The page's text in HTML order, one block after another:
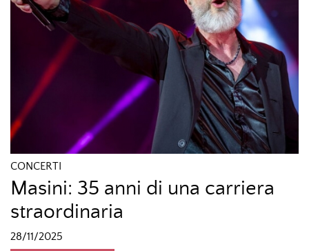
CONCERTI
Masini: 35 anni di una carriera
straordinaria
28/11/2025